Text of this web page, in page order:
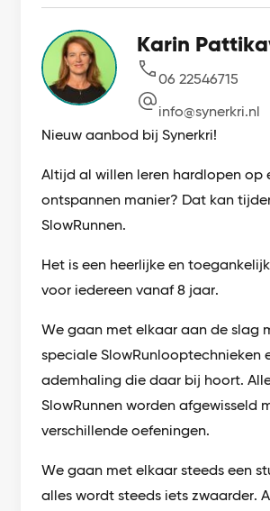
Karin
06 22546715
info@synerkri.nl
Nieuw aanbod bij Synerkri!
Altijd al willen leren hardlopen op
ontspannen manier? Dat kan
SlowRunnen.
Het is een heerlijke en
voor iedereen vanaf 8 jaar.
We gaan met elkaar aan de slag
speciale SlowRunlooptechnieken
ademhaling die daar bij hoort.
SlowRunnen worden afgewisseld
verschillende oefeningen.
We gaan met elkaar steeds een
alles wordt steeds iets zwaarder.